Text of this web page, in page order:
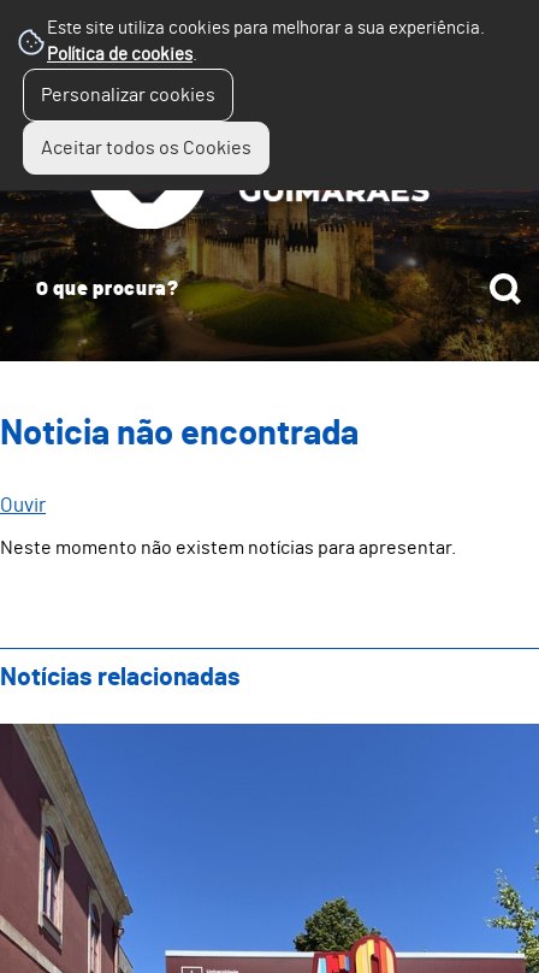
Este site utiliza cookies para melhorar a sua experiência.
Política de cookies.
Personalizar cookies
Aceitar todos os Cookies
Noticia não encontrada
Ouvir
Neste momento não existem notícias para apresentar.
Notícias relacionadas
Exposição itinerante dos 50 Anos da UMinho passa